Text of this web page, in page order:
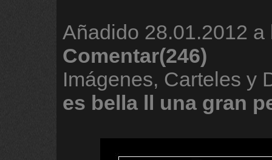
Añadido 28.01.2012 a
Comentar(246)
Imágenes, Carteles y
es bella ll una gran